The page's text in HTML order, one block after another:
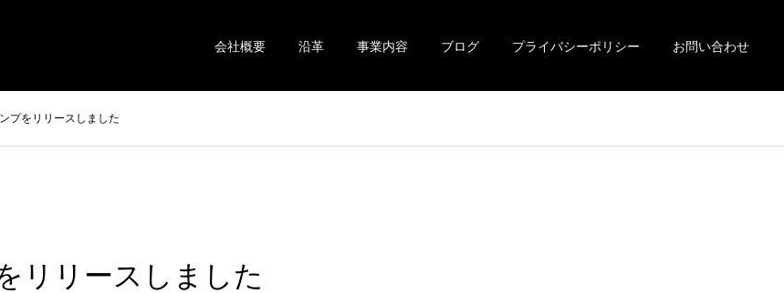
会社概要 沿革 事業内容 ブログ プライバシーポリシー お問い合わせ
プをリリースしました
リリースしました